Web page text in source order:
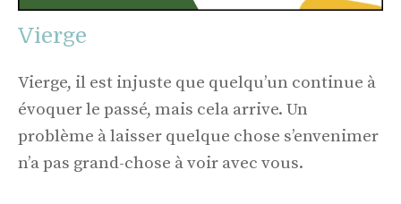
Vierge
Vierge, il est injuste que quelqu’un continue à
évoquer le passé, mais cela arrive. Un
problème à laisser quelque chose s’envenimer
n’a pas grand-chose à voir avec vous.